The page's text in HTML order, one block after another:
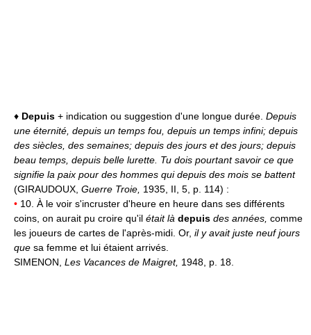
♦ Depuis + indication ou suggestion d'une longue durée. Depuis
une éternité, depuis un temps fou, depuis un temps infini; depuis
des siècles, des semaines; depuis des jours et des jours; depuis
beau temps, depuis belle lurette. Tu dois pourtant savoir ce que
signifie la paix pour des hommes qui depuis des mois se battent
(GIRAUDOUX, Guerre Troie, 1935, II, 5, p. 114) :
• 10. À le voir s'incruster d'heure en heure dans ses différents
coins, on aurait pu croire qu'il était là depuis des années, comme
les joueurs de cartes de l'après-midi. Or, il y avait juste neuf jours
que sa femme et lui étaient arrivés.
SIMENON, Les Vacances de Maigret, 1948, p. 18.